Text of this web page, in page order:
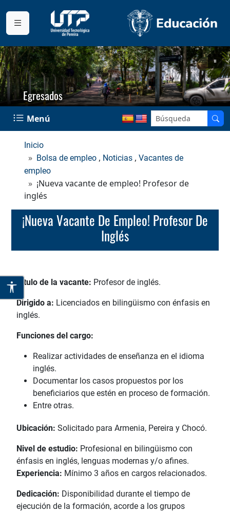
Egresados
Menú
Inicio
Bolsa de empleo , Noticias , Vacantes de
empleo
¡Nueva vacante de empleo! Profesor de
inglés
¡Nueva Vacante De Empleo! Profesor De
Inglés
Título de la vacante: Profesor de inglés.
Dirigido a: Licenciados en bilingüismo con énfasis en
inglés.
Funciones del cargo:
Realizar actividades de enseñanza en el idioma
inglés.
Documentar los casos propuestos por los
beneficiarios que estén en proceso de formación.
Entre otras.
Ubicación: Solicitado para Armenia, Pereira y Chocó.
Nivel de estudio: Profesional en bilingüismo con
énfasis en inglés, lenguas modernas y/o afines.
Experiencia: Mínimo 3 años en cargos relacionados.
Dedicación: Disponibilidad durante el tiempo de
ejecución de la formación, acorde a los grupos